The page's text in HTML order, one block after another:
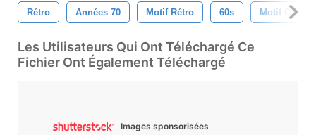
Rétro Années 70 Motif Rétro 60s Motif Carré
Les Utilisateurs Qui Ont Téléchargé Ce
Fichier Ont Également Téléchargé
Images sponsorisées